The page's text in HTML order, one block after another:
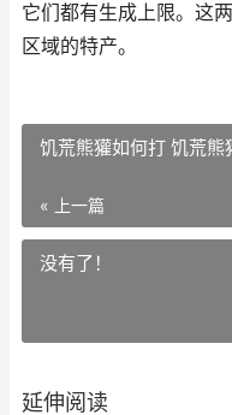
它们都有生成上限。这
区域的特产。
饥荒熊獾如何打 饥荒熊
« 上一篇
没有了！
延伸阅读